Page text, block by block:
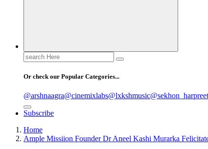
Search
for:
Or check our Popular Categories...
@arshnaagra@cinemixlabs@lxkshmusic
Subscribe
Home
Ample Missiion Founder Dr Aneel Kashi Murarka